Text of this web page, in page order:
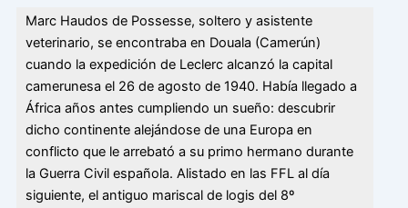
Marc Haudos de Possesse, soltero y asistente
veterinario, se encontraba en Douala (Camerún)
cuando la expedición de Leclerc alcanzó la capital
camerunesa el 26 de agosto de 1940. Había llegado a
África años antes cumpliendo un sueño: descubrir
dicho continente alejándose de una Europa en
conflicto que le arrebató a su primo hermano durante
la Guerra Civil española. Alistado en las FFL al día
siguiente, el antiguo mariscal de logis del 8º